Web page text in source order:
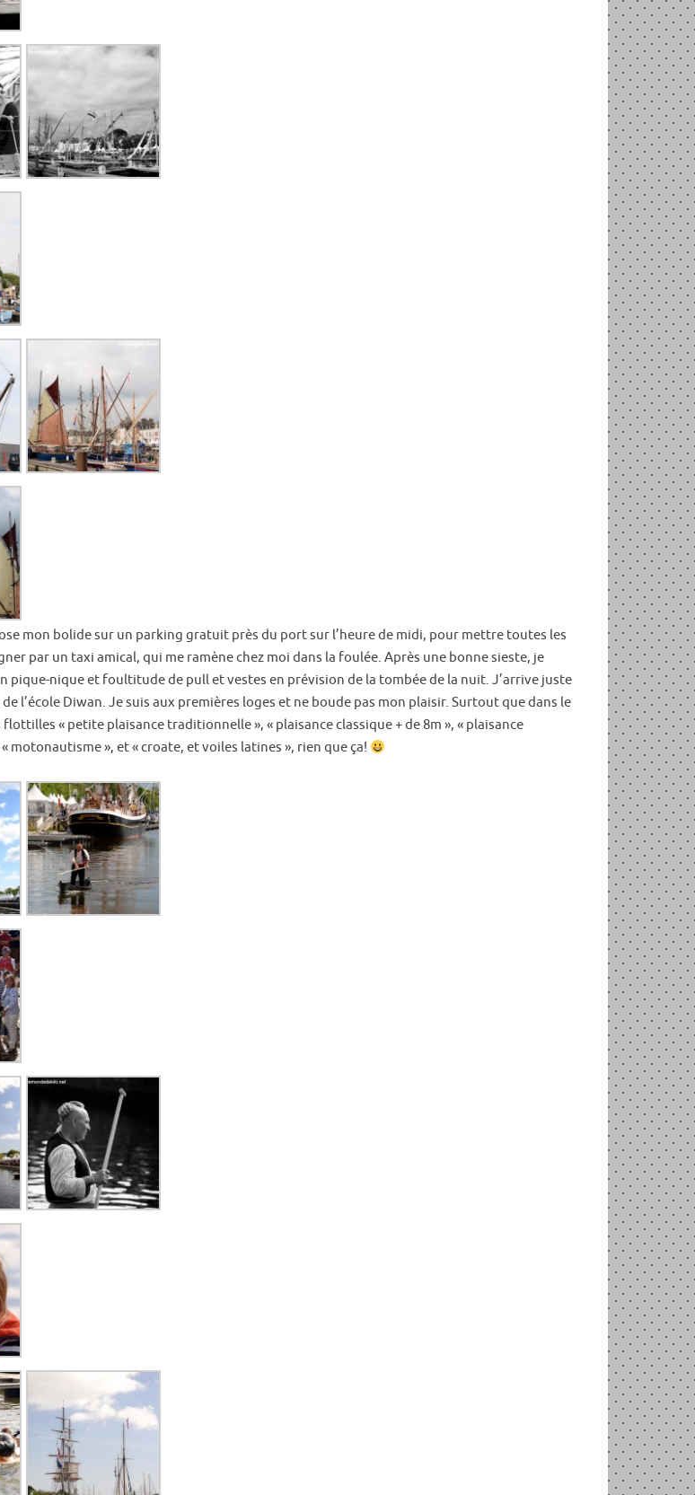
mon bolide sur un parking gratuit près du port sur l’heure de midi, pour mettre toutes les
par un taxi amical, qui me ramène chez moi dans la foulée. Après une bonne sieste, je
nique et foultitude de pull et vestes en prévision de la tombée de la nuit. J’arrive juste
l’école Diwan. Je suis aux premières loges et ne boude pas mon plaisir. Surtout que dans le
« petite plaisance traditionnelle », « plaisance classique + de 8m », « plaisance
motonautisme », et « croate, et voiles latines », rien que ça!